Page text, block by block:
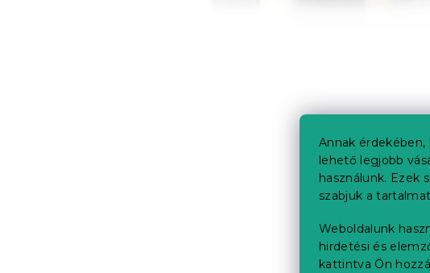
Annak
lehető legjobb
használunk. Ezek
szabjuk a
Weboldalunk
hirdetési és
kattintva Ön